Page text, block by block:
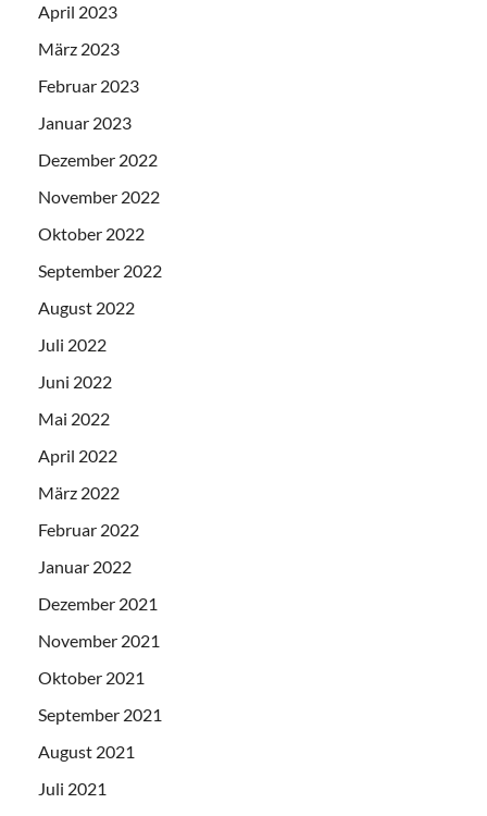
April 2023
März 2023
Februar 2023
Januar 2023
Dezember 2022
November 2022
Oktober 2022
September 2022
August 2022
Juli 2022
Juni 2022
Mai 2022
April 2022
März 2022
Februar 2022
Januar 2022
Dezember 2021
November 2021
Oktober 2021
September 2021
August 2021
Juli 2021